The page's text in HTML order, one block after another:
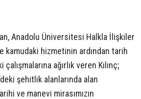
Anadolu Üniversitesi Halkla İlişkiler
kamudaki hizmetinin ardından tarih
ağırlık veren Kılınç;
şehitlik alanlarında alan
ve manevi mirasımızın